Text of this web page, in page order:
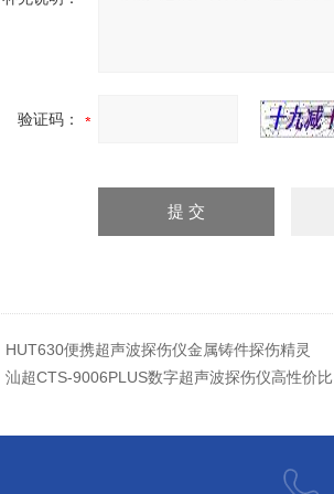
验证码：
HUT630便携超声波探伤仪金属铸件探伤精灵
汕超CTS-9006PLUS数字超声波探伤仪高性价比